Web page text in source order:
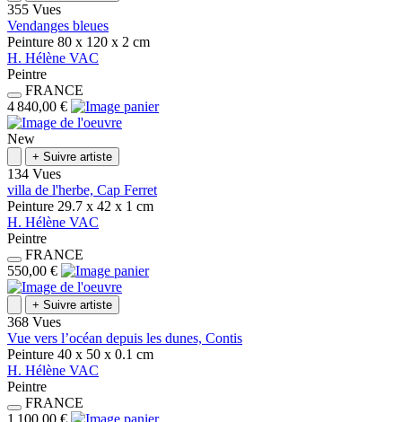
355 Vues
Vendanges bleues
Peinture 80 x 120 x 2 cm
H. Hélène VAC
Peintre
FRANCE
4 840,00 €
New
+ Suivre artiste
134 Vues
villa de l'herbe, Cap Ferret
Peinture 29.7 x 42 x 1 cm
H. Hélène VAC
Peintre
FRANCE
550,00 €
+ Suivre artiste
368 Vues
Vue vers l’océan depuis les dunes, Contis
Peinture 40 x 50 x 0.1 cm
H. Hélène VAC
Peintre
FRANCE
1 100,00 €